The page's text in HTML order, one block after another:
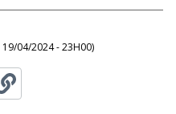
19/04/2024 - 23H00)